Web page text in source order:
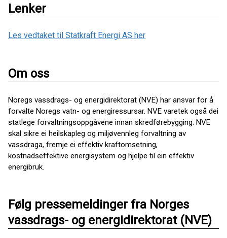
Lenker
Les vedtaket til Statkraft Energi AS her
Om oss
Noregs vassdrags- og energidirektorat (NVE) har ansvar for å
forvalte Noregs vatn- og energiressursar. NVE varetek også dei
statlege forvaltningsoppgåvene innan skredførebygging. NVE
skal sikre ei heilskapleg og miljøvennleg forvaltning av
vassdraga, fremje ei effektiv kraftomsetning,
kostnadseffektive energisystem og hjelpe til ein effektiv
energibruk.
Følg pressemeldinger fra Norges
vassdrags- og energidirektorat (NVE)